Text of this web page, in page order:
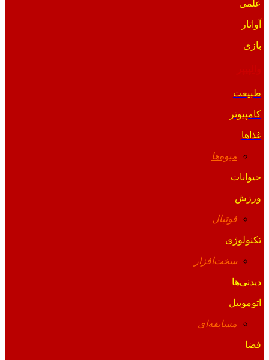
علمی
آواتار
بازی
طبیعت
کامپیوتر
غذاها
میوه‌ها
حیوانات
ورزش
فوتبال
تکنولوژی
سخت‌افزار
دیدنی‌ها
اتوموبیل
مسابقه‌ای
فضا